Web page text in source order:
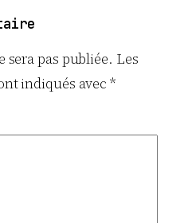
sera pas publiée. Les
indiqués avec*